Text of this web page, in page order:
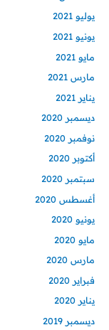
يوليو 2021
يونيو 2021
مايو 2021
مارس 2021
يناير 2021
ديسمبر 2020
نوفمبر 2020
أكتوبر 2020
سبتمبر 2020
أغسطس 2020
يونيو 2020
مايو 2020
مارس 2020
فبراير 2020
يناير 2020
ديسمبر 2019